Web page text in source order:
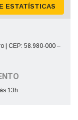
ESTATÍSTICAS
| CEP: 58.980-000 –
13h